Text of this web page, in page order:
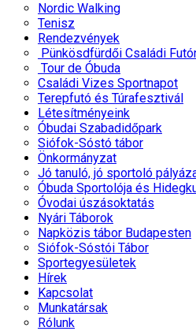
Nordic Walking
Tenisz
Rendezvények
Pünkösdfürdői Családi
Tour de Óbuda
Családi Vizes Sportnapot
Terepfutó és Túrafesztivál
Létesítményeink
Óbudai Szabadidőpark
Siófok-Sóstó tábor
Önkormányzat
Jó tanuló, jó sportoló
Óbuda Sportolója és
Óvodai úszásoktatás
Nyári Táborok
Napközis tábor Budapesten
Siófok-Sóstói Tábor
Sportegyesületek
Hírek
Kapcsolat
Munkatársak
Rólunk